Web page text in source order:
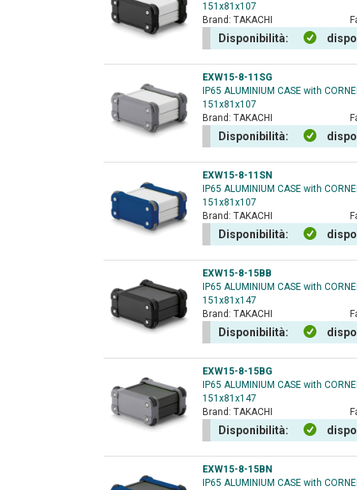
151x81x107
Brand: TAKACHI
Disponibilità:
EXW15-8-11SG
IP65 ALUMINIUM CASE with
151x81x107
Brand: TAKACHI
Disponibilità:
EXW15-8-11SN
IP65 ALUMINIUM CASE with
151x81x107
Brand: TAKACHI
Disponibilità:
EXW15-8-15BB
IP65 ALUMINIUM CASE with
151x81x147
Brand: TAKACHI
Disponibilità:
EXW15-8-15BG
IP65 ALUMINIUM CASE with
151x81x147
Brand: TAKACHI
Disponibilità:
EXW15-8-15BN
IP65 ALUMINIUM CASE with